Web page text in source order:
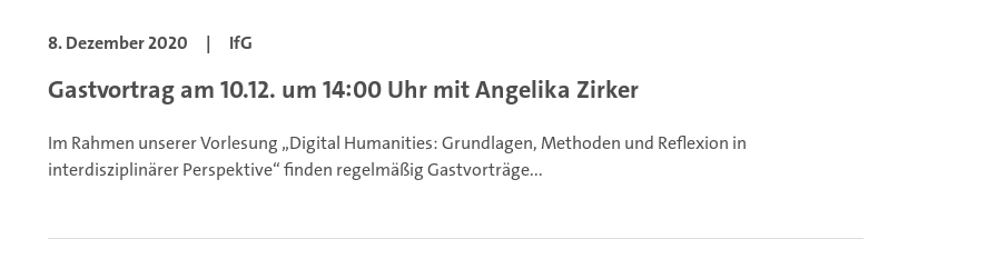
8. Dezember 2020 | IfG
Gastvortrag am 10.12. um 14:00 Uhr mit Angelika Zirker
Im Rahmen unserer Vorlesung „Digital Humanities: Grundlagen, Methoden und Reflexion in
interdisziplinärer Perspektive“ finden regelmäßig Gastvorträge...